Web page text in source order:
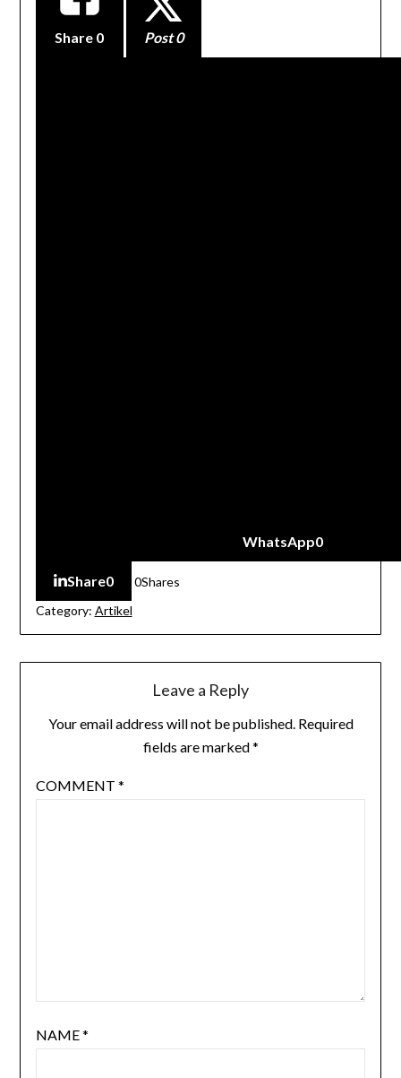
Share 0 Post 0
WhatsApp0
Share0 0Shares
Category: Artikel
Leave a Reply
Your email address will not be published. Required
fields are marked*
COMMENT *
NAME*